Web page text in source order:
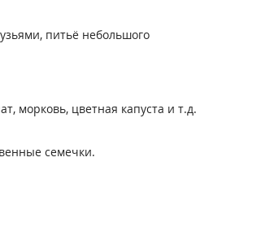
питьё небольшого
морковь, цветная капуста и т.д.
семечки.